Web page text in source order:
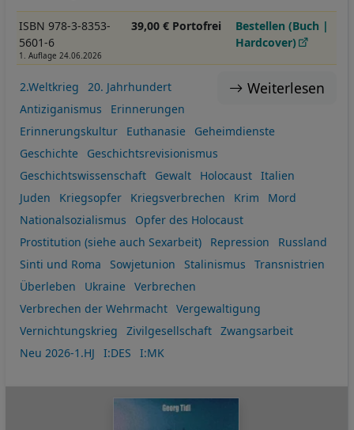
ISBN 978-3-8353-
5601-6
1. Auflage 24.06.2026
39,00 € Portofrei
Bestellen (Buch |
Hardcover)
Weiterlesen
2.Weltkrieg
20. Jahrhundert
Antiziganismus
Erinnerungen
Erinnerungskultur
Euthanasie
Geheimdienste
Geschichte
Geschichtsrevisionismus
Geschichtswissenschaft
Gewalt Holocaust
Italien
Juden
Kriegsopfer Kriegsverbrechen Krim
Mord
Nationalsozialismus
Opfer des Holocaust
Prostitution (siehe auch Sexarbeit)
Repression
Russland
Sinti und Roma
Sowjetunion Stalinismus
Transnistrien
Überleben
Ukraine
Verbrechen
Verbrechen der Wehrmacht
Vergewaltigung
Vernichtungskrieg
Zivilgesellschaft
Zwangsarbeit
Neu 2026-1.HJ
I:DES I:MK